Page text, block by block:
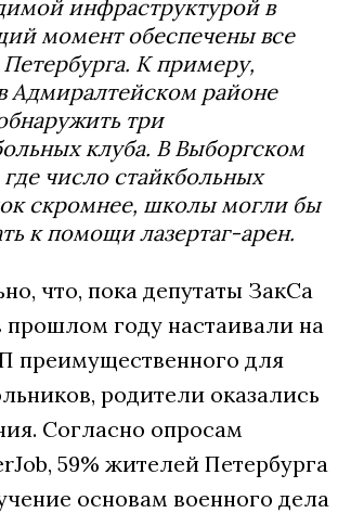
инфраструктурой в
момент обеспечены все
К примеру,
Адмиралтейском районе
три
клуба. В Выборгском
число стайкбольных
скромнее, школы могли бы
к помощи лазертаг-арен.
что, пока депутаты ЗакСа
прошлом году настаивали на
преимущественного для
родители оказались
Согласно опросам
59% жителей Петербурга
основам военного дела